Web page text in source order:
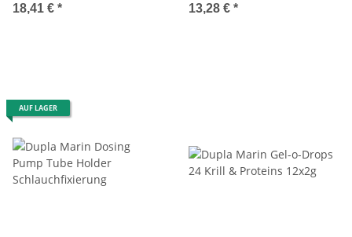
18,41 € * 13,28 € *
AUF LAGER